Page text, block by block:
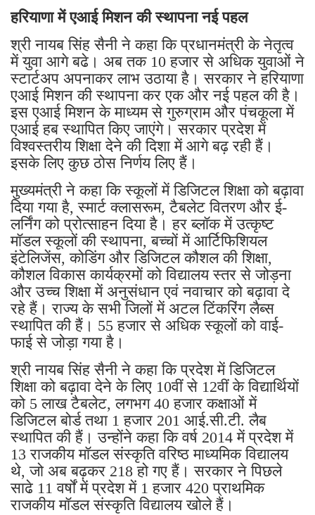
हरियाणा में एआई मिशन की स्थापना नई पहल
श्री नायब सिंह सैनी ने कहा कि प्रधानमंत्री के नेतृत्व
में युवा आगे बढे। अब तक 10 हजार से अधिक युवाओं ने
स्टार्टअप अपनाकर लाभ उठाया है। सरकार ने हरियाणा
एआई मिशन की स्थापना कर एक और नई पहल की है।
इस एआई मिशन के माध्यम से गुरुग्राम और पंचकूला में
एआई हब स्थापित किए जाएंगे। सरकार प्रदेश में
विश्वस्तरीय शिक्षा देने की दिशा में आगे बढ़ रही हैं।
इसके लिए कुछ ठोस निर्णय लिए हैं।
मुख्यमंत्री ने कहा कि स्कूलों में डिजिटल शिक्षा को बढ़ावा
दिया गया है, स्मार्ट क्लासरूम, टैबलेट वितरण और ई-
लर्निंग को प्रोत्साहन दिया है। हर ब्लॉक में उत्कृष्ट
मॉडल स्कूलों की स्थापना, बच्चों में आर्टिफिशियल
इंटेलिजेंस, कोडिंग और डिजिटल कौशल की शिक्षा,
कौशल विकास कार्यक्रमों को विद्यालय स्तर से जोड़ना
और उच्च शिक्षा में अनुसंधान एवं नवाचार को बढ़ावा दे
रहे हैं। राज्य के सभी जिलों में अटल टिंकरिंग लैब्स
स्थापित की हैं। 55 हजार से अधिक स्कूलों को वाई-
फाई से जोड़ा गया है।
श्री नायब सिंह सैनी ने कहा कि प्रदेश में डिजिटल
शिक्षा को बढ़ावा देने के लिए 10वीं से 12वीं के विद्यार्थियों
को 5 लाख टैबलेट, लगभग 40 हजार कक्षाओं में
डिजिटल बोर्ड तथा 1 हजार 201 आई.सी.टी. लैब
स्थापित की हैं। उन्होंने कहा कि वर्ष 2014 में प्रदेश में
13 राजकीय मॉडल संस्कृति वरिष्ठ माध्यमिक विद्यालय
थे, जो अब बढ़कर 218 हो गए हैं। सरकार ने पिछले
साढे 11 वर्षों में प्रदेश में 1 हजार 420 प्राथमिक
राजकीय मॉडल संस्कृति विद्यालय खोले हैं।